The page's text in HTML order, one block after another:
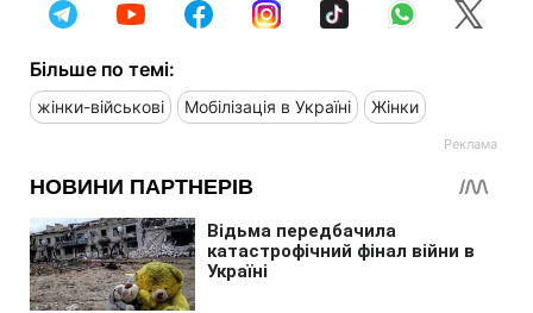
Більше по темі:
жінки-військові Мобілізація в Україні Жінки